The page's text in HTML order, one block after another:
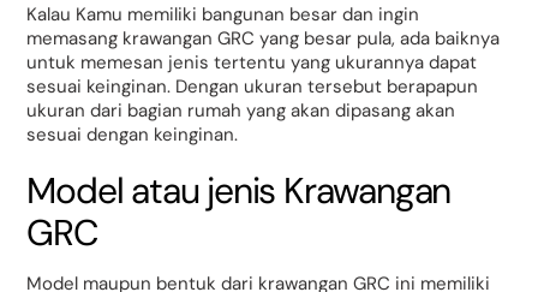
Kalau Kamu memiliki bangunan besar dan ingin
memasang krawangan GRC yang besar pula, ada baiknya
untuk memesan jenis tertentu yang ukurannya dapat
sesuai keinginan. Dengan ukuran tersebut berapapun
ukuran dari bagian rumah yang akan dipasang akan
sesuai dengan keinginan.
Model atau jenis Krawangan
GRC
Model maupun bentuk dari krawangan GRC ini memiliki